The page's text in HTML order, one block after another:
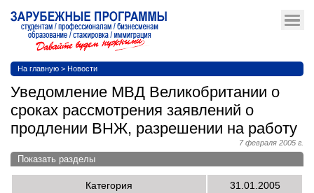
На главную > Новости
Уведомление МВД Великобритании о
сроках рассмотрения заявлений о
продлении ВНЖ, разрешении на работу
7 февраля 2005 г.
Показать разделы
Категория
31.01.2005